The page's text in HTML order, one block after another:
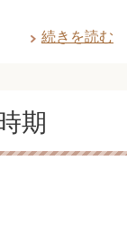
続きを読む
期